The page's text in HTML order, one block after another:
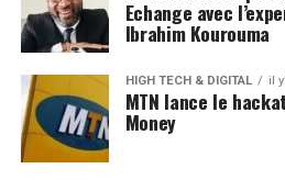
Echange avec
Ibrahim Kourouma
HIGH TECH & DIGITAL il
MTN lance le
Money